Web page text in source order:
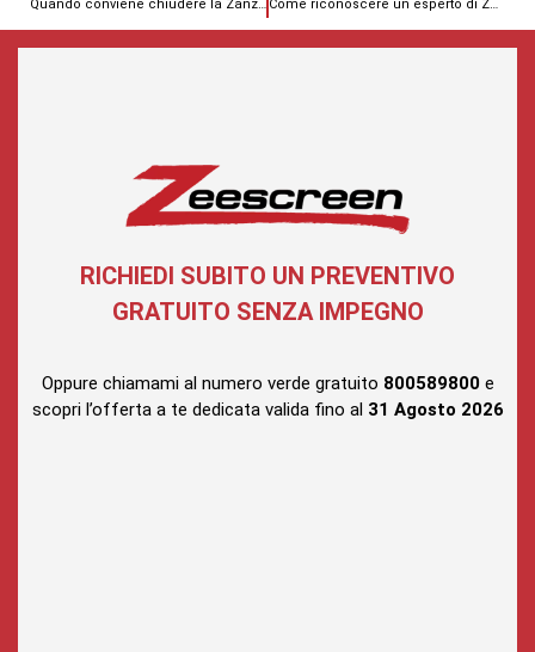
RICHIEDI SUBITO UN PREVENTIVO
GRATUITO SENZA IMPEGNO
Oppure chiamami al numero verde gratuito 800589800 e
scopri l’offerta a te dedicata valida fino al 31 Agosto 2026